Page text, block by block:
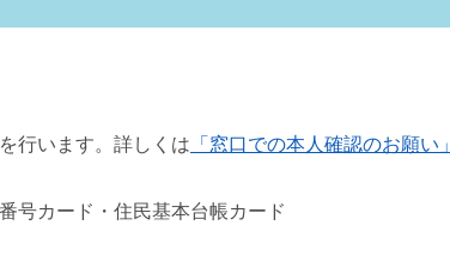
行います。詳しくは 「窓口での本人確認のお願い」
号カード・住民基本台帳カード